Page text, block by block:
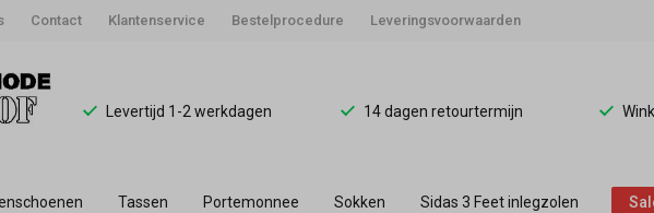
Contact Klantenservice Bestelprocedure Leveringsvoorwaarden
Levertijd 1-2 werkdagen 14 dagen retourtermijn
Tassen Portemonnee Sokken Sidas 3 Feet inlegzolen